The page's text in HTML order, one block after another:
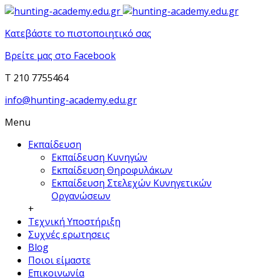
Κατεβάστε το πιστοποιητικό σας
Βρείτε μας στο Facebook
T 210 7755464
info@hunting-academy.edu.gr
Menu
Εκπαίδευση
Εκπαίδευση Κυνηγών
Εκπαίδευση Θηροφυλάκων
Εκπαίδευση Στελεχών Κυνηγετικών
Οργανώσεων
+
Τεχνική Υποστήριξη
Συχνές ερωτησεις
Blog
Ποιοι είμαστε
Επικοινωνία